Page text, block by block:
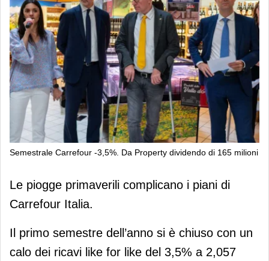
Semestrale Carrefour -3,5%. Da Property dividendo di 165 milioni
Semestrale Carrefour -3,5%. Da
Property dividendo di 165 milioni
Le piogge primaverili complicano i piani di
Carrefour Italia.
Il primo semestre dell’anno si è chiuso con un
calo dei ricavi like for like del 3,5% a 2,057